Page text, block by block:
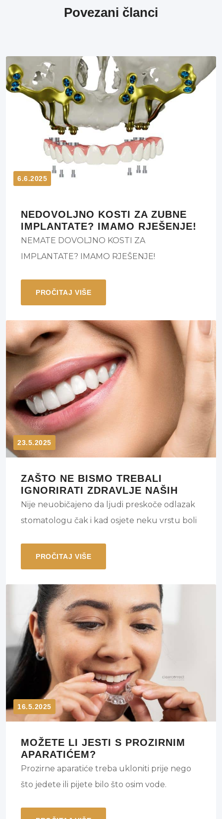
Povezani članci
6.6.2025
NEDOVOLJNO KOSTI ZA ZUBNE
IMPLANTATE? IMAMO RJEŠENJE!
NEMATE DOVOLJNO KOSTI ZA
IMPLANTATE? IMAMO RJEŠENJE!
PROČITAJ VIŠE
23.5.2025
ZAŠTO NE BISMO TREBALI
IGNORIRATI ZDRAVLJE NAŠIH
ZUBI?
Nije neuobičajeno da ljudi preskoče odlazak
stomatologu čak i kad osjete neku vrstu boli
odgoditi liječenje dok se ne pogorša samo do
sljedećeg posjeta, nemojte. Evo nekoliko
razloga zašto biste trebali odmah posjetiti
stomatologa ako je vaša oralna bol uporna,
pulsirajuća ili postaje drastična.
PROČITAJ VIŠE
16.5.2025
MOŽETE LI JESTI S PROZIRNIM
APARATIĆEM?
Prozirne aparatiće treba ukloniti prije nego
što jedete ili pijete bilo što osim vode.